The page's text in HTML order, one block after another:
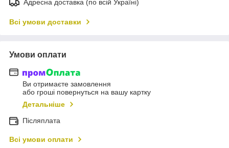
Адресна доставка (по всій Україні)
Всі умови доставки
Умови оплати
Ви отримаєте замовлення
або гроші повернуться на вашу картку
Детальніше
Післяплата
Всі умови оплати